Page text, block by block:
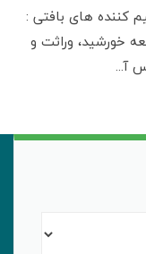
کننده های بافتی :
خورشید، وراثت و
آ...